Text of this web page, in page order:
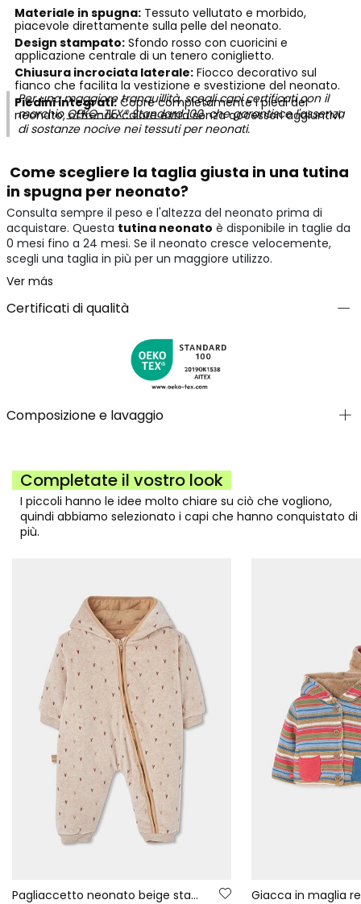
Materiale in spugna:Tessuto vellutato e morbido,
piacevole direttamente sulla pelle del neonato.
Design stampato:Sfondo rosso con cuoricini e
applicazione centrale di un tenero coniglietto.
Chiusura incrociata laterale:Fiocco decorativo sul
fianco che facilita la vestizione e svestizione del neonato.
Piedini integrati:Copre completamente i piedi del
neonato, offrendo calore extra senza accessori aggiuntivi.
Per una maggiore tranquillità, scegli capi certificati con il
marchioOEKO-TEX® Standard 100, che garantisce l'assenza
di sostanze nocive nei tessuti per neonati.
Come scegliere la taglia giusta in una tutina
in spugna per neonato?
Consulta sempre il peso e l'altezza del neonato prima di
acquistare. Questa tutina neonato è disponibile in taglie da
0 mesi fino a 24 mesi. Se il neonato cresce velocemente,
scegli una taglia in più per un maggiore utilizzo.
Ver más
Certificati di qualità
Composizione e lavaggio
Completate il vostro look
I piccoli hanno le idee molto chiare su ciò che vogliono,
quindi abbiamo selezionato i capi che hanno conquistato di
più.
Pagliaccetto neonato beige stampato con cappuccio